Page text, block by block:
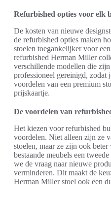
Refurbished opties voor elk
De kosten van nieuwe
de refurbished opties maken
stoelen toegankelijker voor
refurbished Herman Miller
verschillende modellen die
professioneel gereinigd, zodat
voordelen van een premium
prijskaartje.
De voordelen van
Het kiezen voor refurbished
voordelen. Niet alleen zijn ze
stoelen, maar ze zijn ook
bestaande meubels een
we de vraag naar nieuwe
verminderen. Dit maakt de
Herman Miller stoel ook een